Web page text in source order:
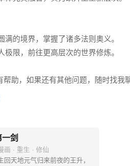
满的境界，掌握了诸多法则奥义。
极限，前往更高层次的世界修炼。
助，如果还有其他问题，随时找我
剑
画 · 重生 · 修仙
回天地元气归来前夜的王升，